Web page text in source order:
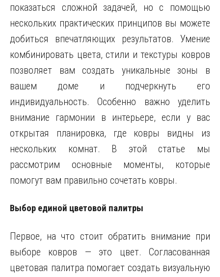
показаться сложной задачей, но с помощью
нескольких практических принципов вы можете
добиться впечатляющих результатов. Умение
комбинировать цвета, стили и текстуры ковров
позволяет вам создать уникальные зоны в
вашем доме и подчеркнуть его
индивидуальность. Особенно важно уделить
внимание гармонии в интерьере, если у вас
открытая планировка, где ковры видны из
нескольких комнат. В этой статье мы
рассмотрим основные моменты, которые
помогут вам правильно сочетать ковры.
Выбор единой цветовой палитры
Первое, на что стоит обратить внимание при
выборе ковров — это цвет. Согласованная
цветовая палитра помогает создать визуальную